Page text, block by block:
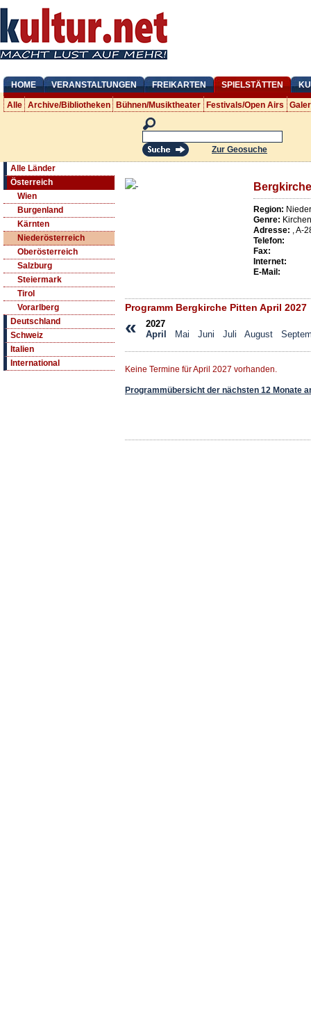
HOME VERANSTALTUNGEN FREIKARTEN SPIELSTÄTTEN
Alle Archive/Bibliotheken Bühnen/Musiktheater Festivals/Open Airs
Zur Geosuche
Alle Länder
Österreich
Wien
Burgenland
Kärnten
Niederösterreich
Oberösterreich
Salzburg
Steiermark
Tirol
Vorarlberg
Deutschland
Schweiz
Italien
International
Region:
Genre: Kirchen
Adresse: ,A-
Telefon:
Fax:
Internet:
E-Mail:
Programm Bergkirche Pitten April 2027
«
2027
April
Mai Juni Juli August
Keine Termine für April 2027 vorhanden.
Programmübersicht der nächsten 12 Monate